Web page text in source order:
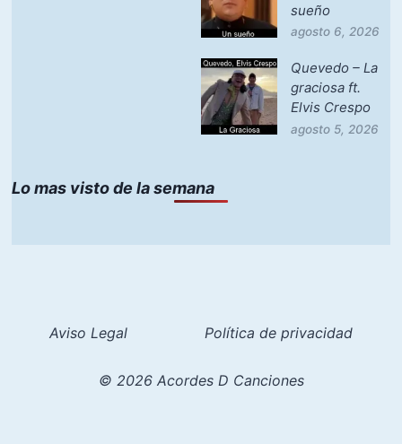
sueño
agosto 6, 2026
Quevedo – La
graciosa ft.
Elvis Crespo
agosto 5, 2026
Lo mas visto de la semana
Aviso Legal Política de privacidad
© 2026 Acordes D Canciones